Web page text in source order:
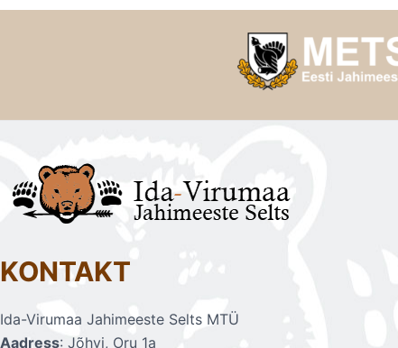
KONTAKT
Ida-Virumaa Jahimeeste Selts MTÜ
Aadress: Jõhvi, Oru 1a